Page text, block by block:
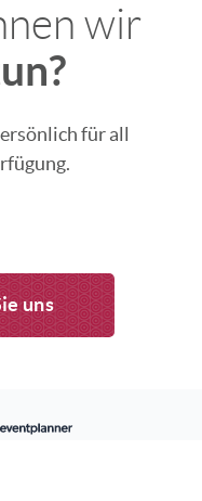
wir
für all
uns